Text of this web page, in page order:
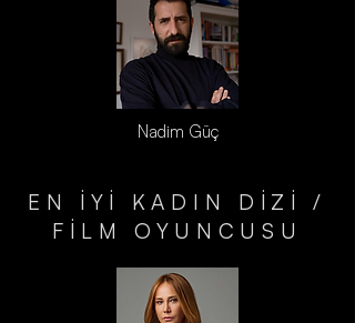
Nadim Güç
EN İYİ KADIN DİZİ /
FİLM OYUNCUSU